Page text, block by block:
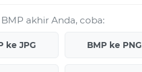
akhir Anda, coba:
ke JPG BMP ke PNG